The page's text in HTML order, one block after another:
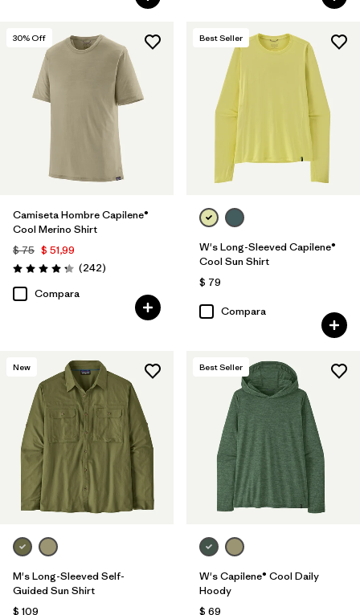
30% Off
Camiseta Hombre Capilene®
Cool Merino Shirt
$ 75 $ 51,99
Valoración: 4.3 / 5
(242Comentarios
)
Compara
Best Seller
W's Long-Sleeved Capilene®
Cool Sun Shirt
$ 79
Compara
New
M's Long-Sleeved Self-
Guided Sun Shirt
$ 109
Best Seller
W's Capilene® Cool Daily
Hoody
$ 69